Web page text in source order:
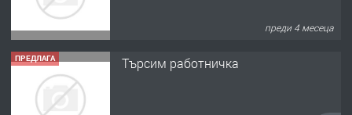
преди 4 месеца
ПРЕДЛАГА Търсим работничка